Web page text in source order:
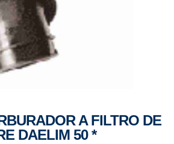
A FILTRO DE
DAELIM 50 *